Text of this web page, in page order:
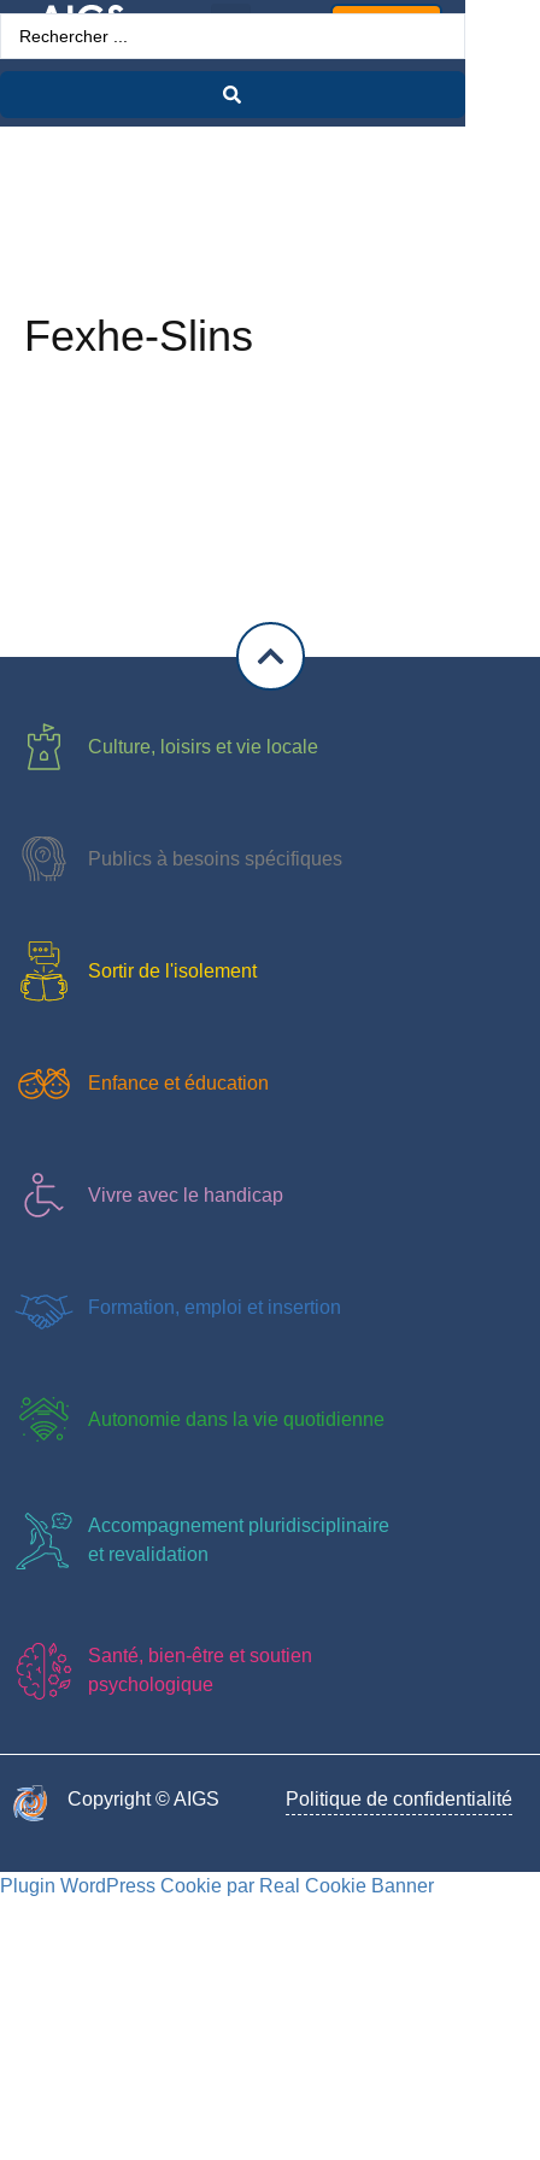
Fexhe-Slins
Culture, loisirs et vie locale
Publics à besoins spécifiques
Sortir de l'isolement
Enfance et éducation
Vivre avec le handicap
Formation, emploi et insertion
Autonomie dans la vie quotidienne
Accompagnement pluridisciplinaire
et revalidation
Santé, bien-être et soutien
psychologique
Copyright © AIGS​ Politique de confidentialité
Plugin WordPress Cookie par Real Cookie Banner